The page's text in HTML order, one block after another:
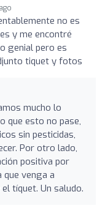
no es
y me encontré
genial pero es
tiquet y fotos
mucho lo
que esto no pase,
sin pesticidas,
Por otro lado,
positiva por
venga a
tíquet. Un saludo.